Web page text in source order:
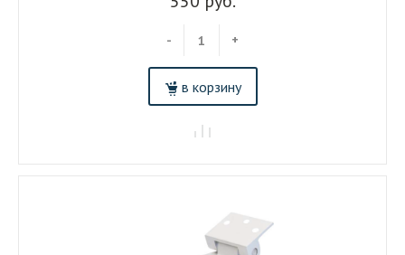
- +
в корзину